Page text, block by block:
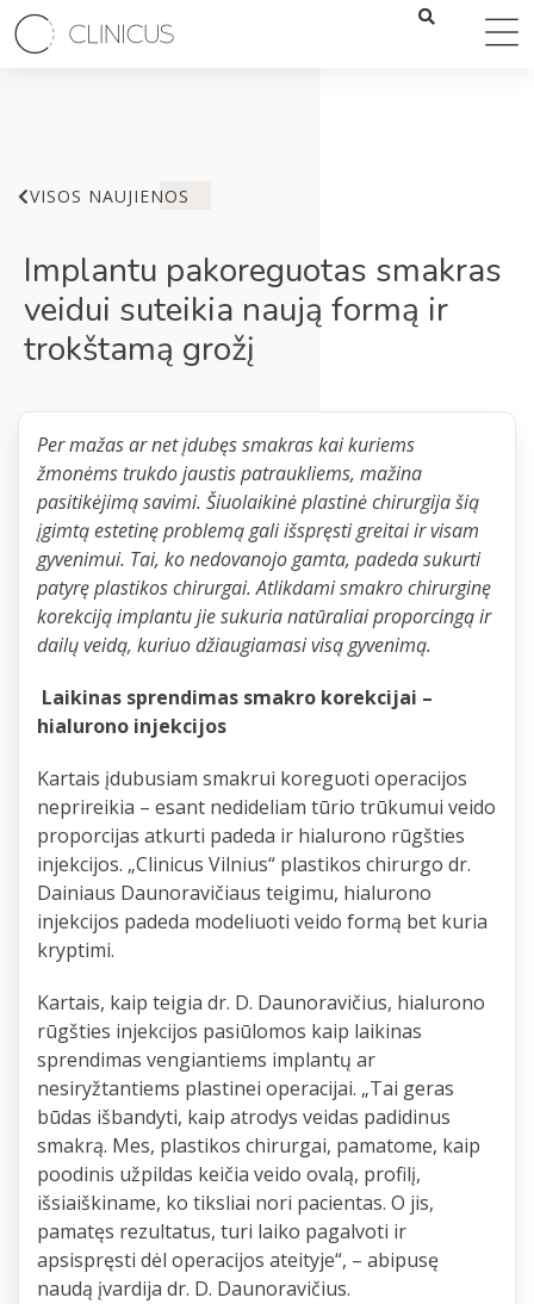
VISOS NAUJIENOS
Implantu pakoreguotas smakras
veidui suteikia naują formą ir
trokštamą grožį
Per mažas ar net įdubęs smakras kai kuriems
žmonėms trukdo jaustis patraukliems, mažina
pasitikėjimą savimi. Šiuolaikinė plastinė chirurgija šią
įgimtą estetinę problemą gali išspręsti greitai ir visam
gyvenimui. Tai, ko nedovanojo gamta, padeda sukurti
patyrę plastikos chirurgai. Atlikdami smakro chirurginę
korekciją implantu jie sukuria natūraliai proporcingą ir
dailų veidą, kuriuo džiaugiamasi visą gyvenimą.
Laikinas sprendimas smakro korekcijai –
hialurono injekcijos
Kartais įdubusiam smakrui koreguoti operacijos
neprireikia – esant nedideliam tūrio trūkumui veido
proporcijas atkurti padeda ir hialurono rūgšties
injekcijos. „Clinicus Vilnius“ plastikos chirurgo dr.
Dainiaus Daunoravičiaus teigimu, hialurono
injekcijos padeda modeliuoti veido formą bet kuria
kryptimi.
Kartais, kaip teigia dr. D. Daunoravičius, hialurono
rūgšties injekcijos pasiūlomos kaip laikinas
sprendimas vengiantiems implantų ar
nesiryžtantiems plastinei operacijai. „Tai geras
būdas išbandyti, kaip atrodys veidas padidinus
smakrą. Mes, plastikos chirurgai, pamatome, kaip
poodinis užpildas keičia veido ovalą, profilį,
išsiaiškiname, ko tiksliai nori pacientas. O jis,
pamatęs rezultatus, turi laiko pagalvoti ir
apsispręsti dėl operacijos ateityje“, – abipusę
naudą įvardija dr. D. Daunoravičius.